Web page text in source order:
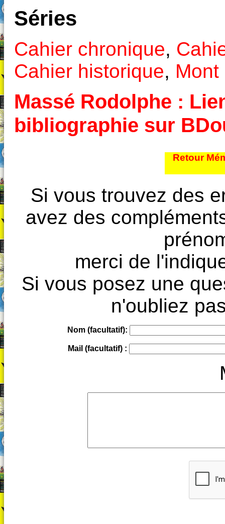
Séries
Cahier chronique,
Cahier historique, Mont
Massé Rodolphe :
bibliographie sur
Retour
Si vous trouvez des
avez des
merci de
Si vous posez une
n'oubliez
Nom (facultatif):
Mail (facultatif) :